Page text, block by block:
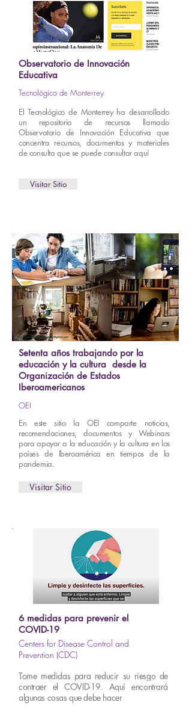
Observatorio de Innovación
Educativa
Tecnológico de Monterrey
El Tecnológico de Monterrey ha desarrollado
un repositorio de recursos llamado
Observatorio de Innovación Educativa que
concentra recursos, documentos y materiales
de consulta que se puede consultar aquí
Visitar Sitio
Setenta años trabajando por la
educación y la cultura desde la
Organización de Estados
Iberoamericanos
OEI
En este sitio la OEI comparte noticias,
recomendaciones, documentos y Webinars
para apoyar a la educación y la cultura en los
paìses de Iberoamérica en tiempos de la
pandemia.
Visitar Sitio
6 medidas para prevenir el
COVID-19
Centers for Disease Control and
Prevention (CDC)
Tome medidas para reducir su riesgo de
contraer el COVID-19. Aquí encontrará
algunas cosas que debe hacer